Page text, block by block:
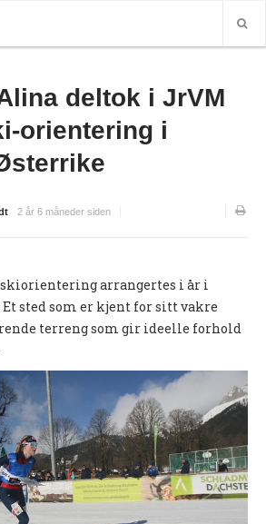
SK?
deltok i JrVM
orientering i
2 år 6 måneder siden
arrangertes i år i
sted som er kjent for sitt vakre
terreng som gir ideelle forhold